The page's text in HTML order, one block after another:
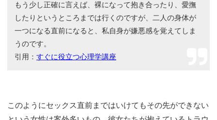
もう少し正確に言えば、裸になって抱き合ったり、愛撫
したりというところまでは行くのですが、二人の身体が
一つになる直前になると、私自身が嫌悪感を覚えてしま
うのです。
引用： すぐに役立つ心理学講座
このようにセックス直前まではいけてもその先ができない